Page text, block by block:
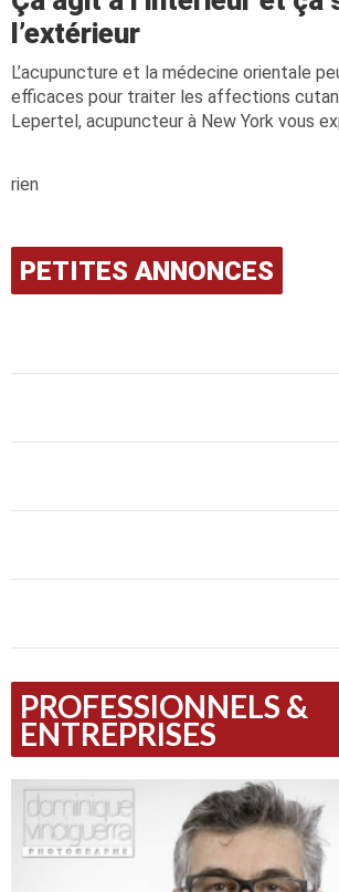
l’extérieur
L’acupuncture et la médecine orientale
efficaces pour traiter les affections
Lepertel, acupuncteur à New York vous
rien
PETITES ANNONCES
PROFESSIONNELS &
ENTREPRISES